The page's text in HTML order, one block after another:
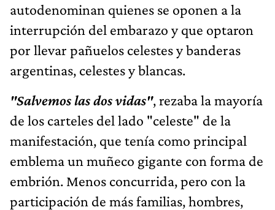
autodenominan quienes se oponen a la
interrupción del embarazo y que optaron
por llevar pañuelos celestes y banderas
argentinas, celestes y blancas.
"Salvemos las dos vidas", rezaba la mayoría
de los carteles del lado "celeste" de la
manifestación, que tenía como principal
emblema un muñeco gigante con forma de
embrión. Menos concurrida, pero con la
participación de más familias, hombres,